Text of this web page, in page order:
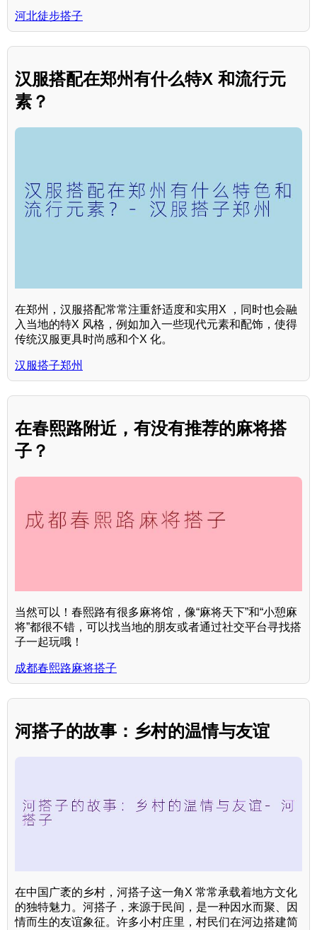
河北徒步搭子
汉服搭配在郑州有什么特X 和流行元
素？
在郑州，汉服搭配常常注重舒适度和实用X ，同时也会融
入当地的特X 风格，例如加入一些现代元素和配饰，使得
传统汉服更具时尚感和个X 化。
汉服搭子郑州
在春熙路附近，有没有推荐的麻将搭
子？
当然可以！春熙路有很多麻将馆，像“麻将天下”和“小憩麻
将”都很不错，可以找当地的朋友或者通过社交平台寻找搭
子一起玩哦！
成都春熙路麻将搭子
河搭子的故事：乡村的温情与友谊
在中国广袤的乡村，河搭子这一角X 常常承载着地方文化
的独特魅力。河搭子，来源于民间，是一种因水而聚、因
情而生的友谊象征。许多小村庄里，村民们在河边搭建简